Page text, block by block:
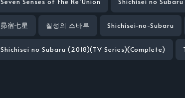
昴宿七星 칠성의 스바루 Shichisei-no-Subaru
Shichisei no Subaru (2018)(TV Series)(Complete)